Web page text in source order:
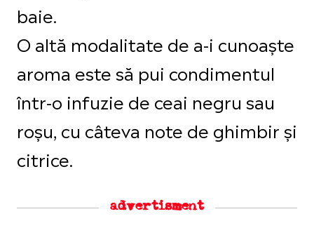
baie.
O altă modalitate de a-i cunoaște
aroma este să pui condimentul
într-o infuzie de ceai negru sau
roșu, cu câteva note de ghimbir și
citrice.
advertisment